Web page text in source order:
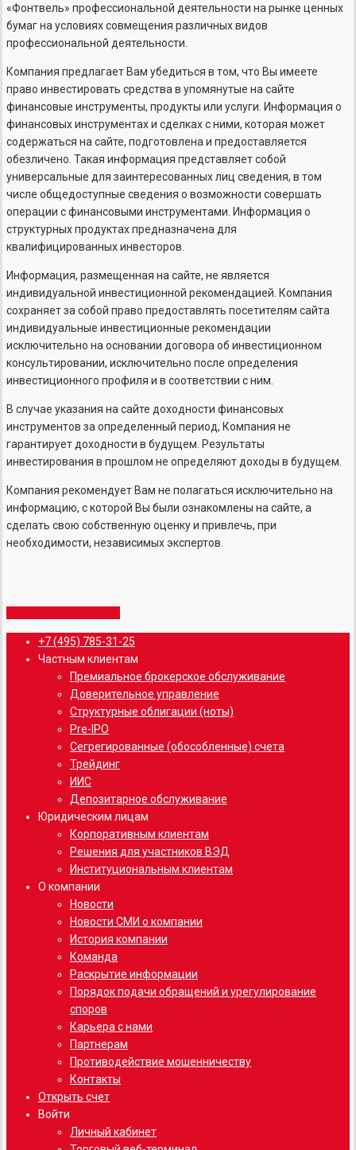
«Фонтвель» профессиональной деятельности на рынке ценных
бумаг на условиях совмещения различных видов
профессиональной деятельности.
Компания предлагает Вам убедиться в том, что Вы имеете
право инвестировать средства в упомянутые на сайте
финансовые инструменты, продукты или услуги. Информация о
финансовых инструментах и сделках с ними, которая может
содержаться на сайте, подготовлена и предоставляется
обезличено. Такая информация представляет собой
универсальные для заинтересованных лиц сведения, в том
числе общедоступные сведения о возможности совершать
операции с финансовыми инструментами. Информация о
структурных продуктах предназначена для
квалифицированных инвесторов.
Информация, размещенная на сайте, не является
индивидуальной инвестиционной рекомендацией. Компания
сохраняет за собой право предоставлять посетителям сайта
индивидуальные инвестиционные рекомендации
исключительно на основании договора об инвестиционном
консультировании, исключительно после определения
инвестиционного профиля и в соответствии с ним.
В случае указания на сайте доходности финансовых
инструментов за определенный период, Компания не
гарантирует доходности в будущем. Результаты
инвестирования в прошлом не определяют доходы в будущем.
Компания рекомендует Вам не полагаться исключительно на
информацию, с которой Вы были ознакомлены на сайте, а
сделать свою собственную оценку и привлечь, при
необходимости, независимых экспертов.
Close
Menu
+7 (495) 785-31-25
Частным клиентам
Премиальное брокерское обслуживание
Доверительное управление
Структурные облигации (ноты)
Pre-IPO
Сегрегированные (обособленные) счета
Трейдинг
ИИС
Депозитарное обслуживание
Юридическим лицам
Корпоративным клиентам
Решения для участников ВЭД
Институциональным клиентам
О компании
Новости
Новости СМИ о компании
История компании
Команда
Раскрытие информации
Порядок подачи обращений и урегулирование
споров
Карьера с нами
Партнерам
Противодействие мошенничеству
Контакты
Открыть счет
Войти
Личный кабинет